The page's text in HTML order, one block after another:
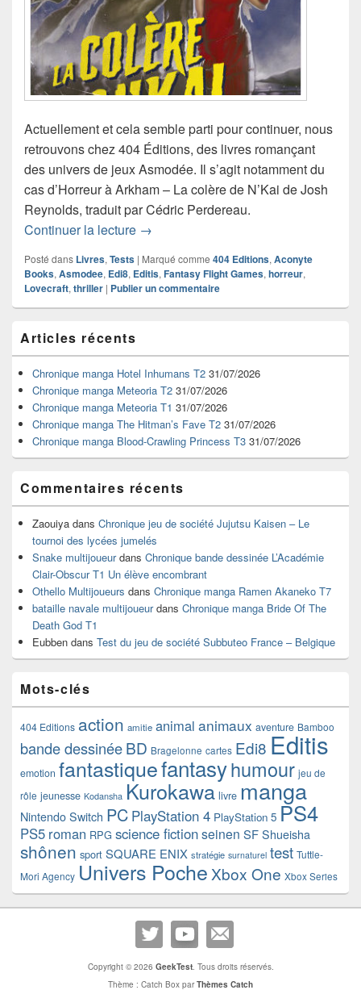
Actuellement et cela semble parti pour continuer, nous
retrouvons chez 404 Éditions, des livres romançant
des univers de jeux Asmodée. Il s’agit notamment du
cas d’Horreur à Arkham – La colère de N’Kai de Josh
Reynolds, traduit par Cédric Perdereau.
Continuer la lecture Critique du roman Horreur à Arkham –
→
Posté dans Livres, Tests | Marqué comme 404 Editions, Aconyte
Books, Asmodee, Edi8, Editis, Fantasy Flight Games, horreur,
Lovecraft, thriller | Publier un commentaire
principale
de
widget
pour
barre
latérale
Articles récents
Chronique manga Hotel Inhumans T2 31/07/2026
Chronique manga Meteoria T2 31/07/2026
Chronique manga Meteoria T1 31/07/2026
Chronique manga The Hitman’s Fave T2 31/07/2026
Chronique manga Blood-Crawling Princess T3 31/07/2026
Commentaires récents
Zaouiya dans Chronique jeu de société Jujutsu Kaisen – Le
tournoi des lycées jumelés
Snake multijoueurdans Chronique bande dessinée L’Académie
Clair-Obscur T1 Un élève encombrant
Othello Multijoueurs dans Chronique manga Ramen Akaneko T7
bataille navale multijoueurdans Chronique manga Bride Of The
Death God T1
Eubben dans Test du jeu de société Subbuteo France – Belgique
Mots-clés
404 Editions action amitie animal animaux aventure Bamboo
bande dessinéeBD Bragelonne cartes Edi8 Editis
emotion fantastiquefantasyhumour jeu de
rôle jeunesse Kodansha Kurokawa livre manga
Nintendo Switch PC PlayStation 4 PlayStation 5 PS4
PS5 roman RPG science fictionseinen SF Shueisha
shônen sport SQUARE ENIX stratégie surnaturel test Tuttle-
Mori Agency Univers Poche Xbox One Xbox Series
Copyright © 2026 GeekTest. Tous droits réservés.
Thème : Catch Box parThèmes Catch